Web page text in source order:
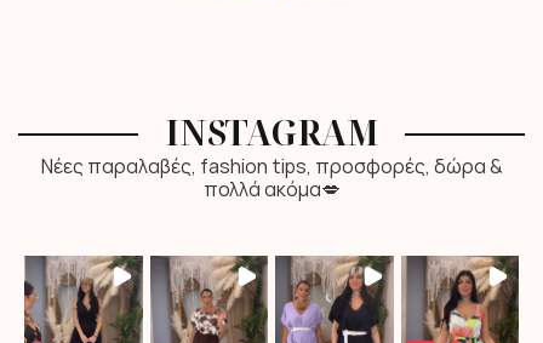
INSTAGRAM
Νέες παραλαβές, fashion tips, προσφορές, δώρα &
πολλά ακόμα💋